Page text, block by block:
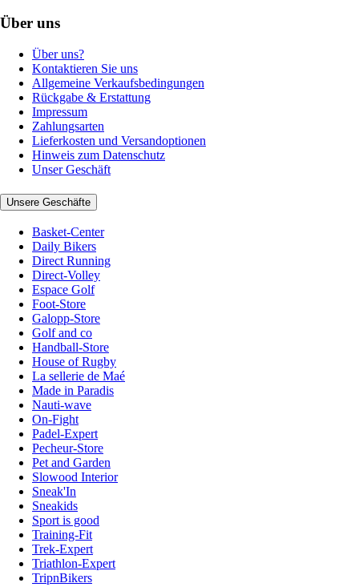
Über uns
Über uns?
Kontaktieren Sie uns
Allgemeine Verkaufsbedingungen
Rückgabe & Erstattung
Impressum
Zahlungsarten
Lieferkosten und Versandoptionen
Hinweis zum Datenschutz
Unser Geschäft
Unsere Geschäfte
Basket-Center
Daily Bikers
Direct Running
Direct-Volley
Espace Golf
Foot-Store
Galopp-Store
Golf and co
Handball-Store
House of Rugby
La sellerie de Maé
Made in Paradis
Nauti-wave
On-Fight
Padel-Expert
Pecheur-Store
Pet and Garden
Slowood Interior
Sneak'In
Sneakids
Sport is good
Training-Fit
Trek-Expert
Triathlon-Expert
TripnBikers